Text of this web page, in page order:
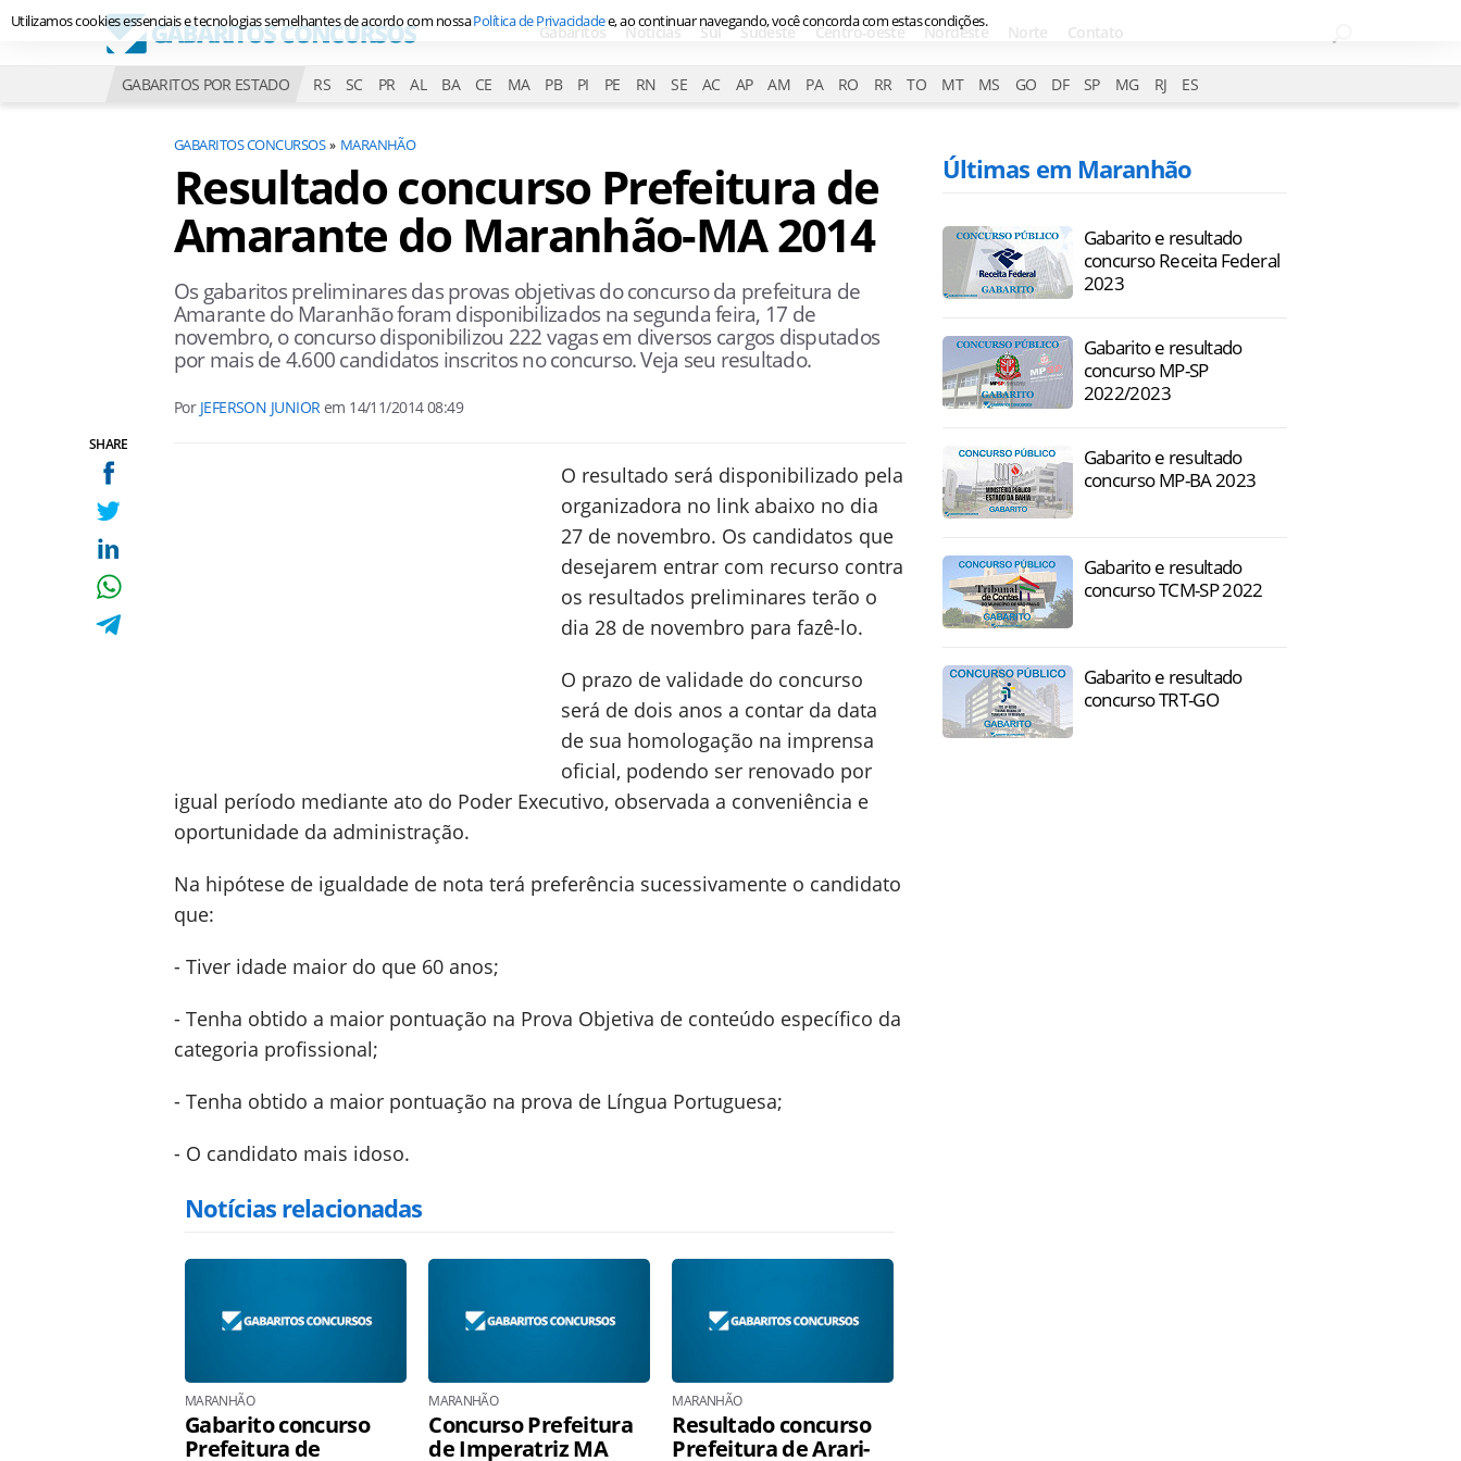
Gabaritos Notícias Sul Sudeste Centro-oeste Nordeste Norte Contato
GABARITOS POR ESTADO RS SC PR AL BA CE MA PB PI PE RN SE AC AP AM PA RO RR TO MT MS GO DF SP MG RJ ES
SHARE
GABARITOS CONCURSOS MARANHÃO
Resultado concurso Prefeitura de
Amarante do Maranhão-MA 2014
Os gabaritos preliminares das provas objetivas do concurso da prefeitura de
Amarante do Maranhão foram disponibilizados na segunda feira, 17 de
novembro, o concurso disponibilizou 222 vagas em diversos cargos disputados
por mais de 4.600 candidatos inscritos no concurso. Veja seu resultado.
Por JEFERSON JUNIORem 14/11/2014 08:49
O resultado será disponibilizado pela
organizadora no link abaixo no dia
27 de novembro. Os candidatos que
desejarem entrar com recurso contra
os resultados preliminares terão o
dia 28 de novembro para fazê-lo.
O prazo de validade do concurso
será de dois anos a contar da data
de sua homologação na imprensa
oficial, podendo ser renovado por
igual período mediante ato do Poder Executivo, observada a conveniência e
oportunidade da administração.
Na hipótese de igualdade de nota terá preferência sucessivamente o candidato
que:
- Tiver idade maior do que 60 anos;
- Tenha obtido a maior pontuação na Prova Objetiva de conteúdo específico da
categoria profissional;
- Tenha obtido a maior pontuação na prova de Língua Portuguesa;
- O candidato mais idoso.
Notícias relacionadas
MARANHÃO
Gabarito concurso
Prefeitura de
MARANHÃO
Concurso Prefeitura
de Imperatriz MA
MARANHÃO
Resultado concurso
Prefeitura de Arari-
Últimas em Maranhão
Gabarito e resultado
concurso Receita Federal
2023
Gabarito e resultado
concurso MP-SP
2022/2023
Gabarito e resultado
concurso MP-BA 2023
Gabarito e resultado
concurso TCM-SP 2022
Gabarito e resultado
concurso TRT-GO
Utilizamos cookies essenciais e tecnologias semelhantes de acordo com nossaPolítica de Privacidadee, ao continuar navegando, você concorda com estas condições.